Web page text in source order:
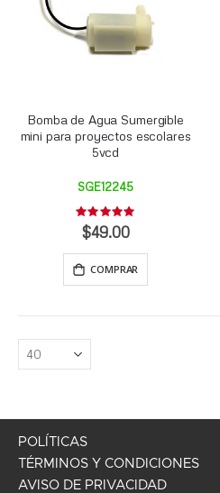
Bomba de Agua Sumergible
mini para proyectos escolares
5vcd
SGE12245
Rating:
0%
$49.00
COMPRAR
POLÍTICAS
TÉRMINOS Y CONDICIONES
AVISO DE PRIVACIDAD